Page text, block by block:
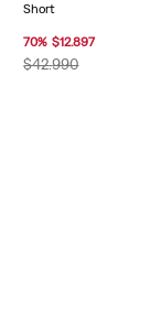
Short
70% $12.897
$42.990